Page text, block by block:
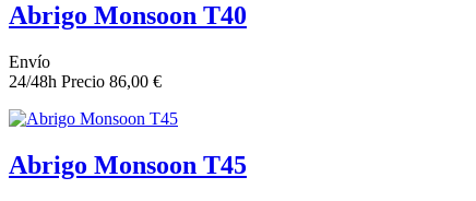
Abrigo Monsoon T40
Envío
24/48h Precio 86,00 €
Abrigo Monsoon T45